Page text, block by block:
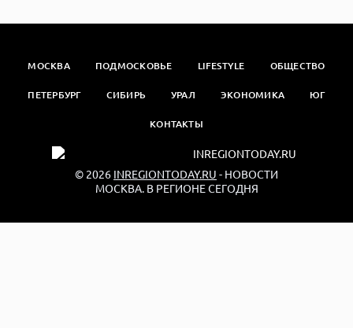
МОСКВА ПОДМОСКОВЬЕ LIFESTYLE ОБЩЕСТВО
ПЕТЕРБУРГ СИБИРЬ УРАЛ ЭКОНОМИКА ЮГ
КОНТАКТЫ
© 2026 INREGIONTODAY.RU - НОВОСТИ
МОСКВА. В РЕГИОНЕ СЕГОДНЯ